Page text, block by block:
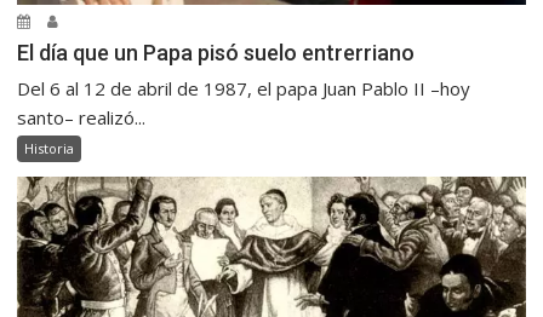
El día que un Papa pisó suelo entrerriano
Del 6 al 12 de abril de 1987, el papa Juan Pablo II –hoy
santo– realizó...
Historia